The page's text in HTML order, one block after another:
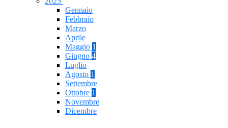
Gennaio
Febbraio
Marzo
Aprile
Maggio 1
Giugno 4
Luglio
Agosto 1
Settembre
Ottobre 1
Novembre
Dicembre